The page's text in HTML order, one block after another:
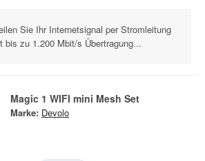
Sie Ihr Internetsignal per Stromleitung
bis zu 1.200 Mbit/s Übertragung...
Magic 1 WIFI mini Mesh Set
Marke: Devolo